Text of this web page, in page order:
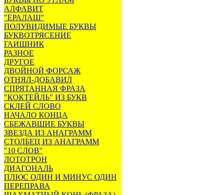
АЛФАВИТ
"ЕРАЛАШ"
ПОЛУВИДИМЫЕ БУКВЫ
БУКВОТРЯСЕНИЕ
ГАИШНИК
РАЗНОЕ
ДРУГОЕ
ДВОЙНОЙ ФОРСАЖ
ОТНЯЛ-ДОБАВИЛ
СПРЯТАННАЯ ФРАЗА
"КОКТЕЙЛЬ" ИЗ БУКВ
СКЛЕЙ СЛОВО
НАЧАЛО КОНЦА
СБЕЖАВШИЕ БУКВЫ
ЗВЕЗДА ИЗ АНАГРАММ
СТОЛБЕЦ ИЗ АНАГРАММ
"10 СЛОВ"
ЛОТОТРОН
ДИАГОНАЛЬ
ПЛЮС ОДИН И МИНУС ОДИН
ПЕРЕПРАВА